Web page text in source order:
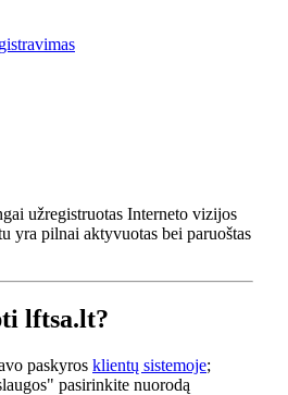
užregistruotas Interneto vizijos
yra pilnai aktyvuotas bei paruoštas
lftsa.lt?
paskyros klientų sistemoje;
pasirinkite nuorodą